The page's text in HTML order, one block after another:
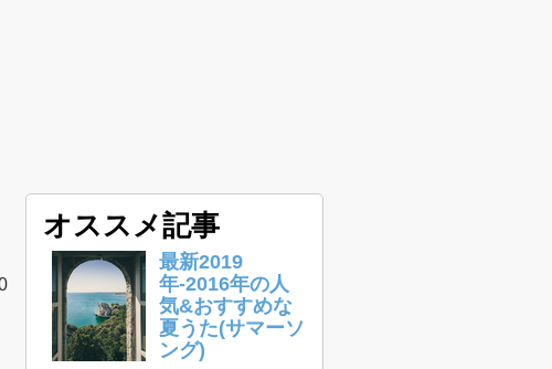
オススメ記事
最新2019
年-2016年の人
気&おすすめな
夏うた(サマーソ
ング)